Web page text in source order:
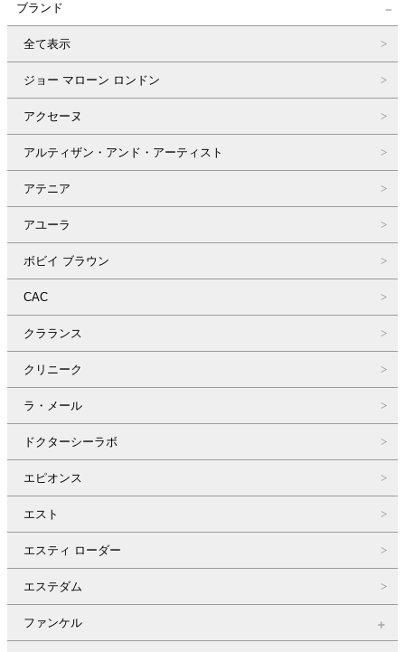
ブランド
全て表示
ジョー マローン ロンドン
アクセーヌ
アルティザン・アンド・アーティスト
アテニア
アユーラ
ボビイ ブラウン
CAC
クラランス
クリニーク
ラ・メール
ドクターシーラボ
エピオンス
エスト
エスティ ローダー
エステダム
ファンケル